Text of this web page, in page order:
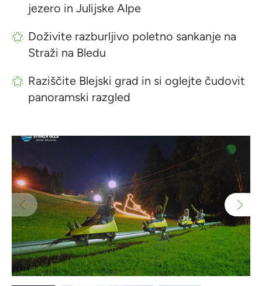
jezero in Julijske Alpe
Doživite razburljivo poletno sankanje na
Straži na Bledu
Raziščite Blejski grad in si oglejte čudovit
panoramski razgled